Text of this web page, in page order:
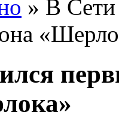
» В Сети